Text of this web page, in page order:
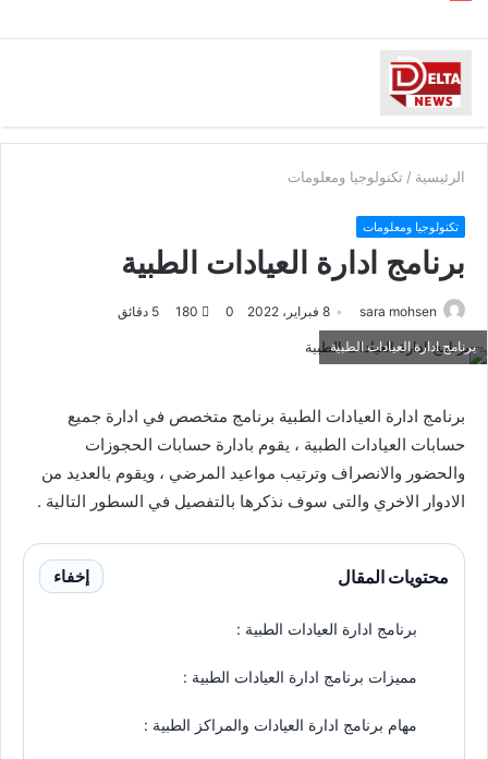
الرئيسية / تكنولوجيا ومعلومات
تكنولوجيا ومعلومات
برنامج ادارة العيادات الطبية
sara mohsen 8 فبراير، 2022 0
180 5 دقائق
برنامج ادارة العيادات الطبية
برنامج ادارة العيادات الطبية برنامج متخصص في ادارة جميع
حسابات العيادات الطبية ، يقوم بادارة حسابات الحجوزات
والحضور والانصراف وترتيب مواعيد المرضي ، ويقوم بالعديد من
الادوار الاخري والتى سوف نذكرها بالتفصيل في السطور التالية .
محتويات المقال إخفاء
برنامج ادارة العيادات الطبية :
مميزات برنامج ادارة العيادات الطبية :
مهام برنامج ادارة العيادات والمراكز الطبية :